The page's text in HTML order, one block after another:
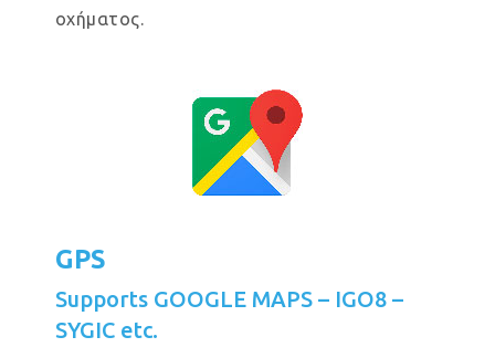
οχήματος.
GPS
Supports GOOGLE MAPS – IGO8 –
SYGIC etc.